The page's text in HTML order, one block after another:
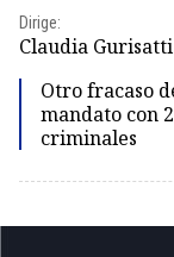
Dirige:
Claudia Gurisatti
Otro fracaso
mandato con
criminales
1